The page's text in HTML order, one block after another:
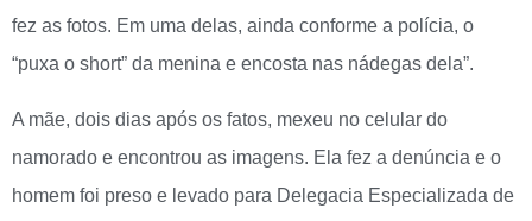
fez as fotos. Em uma delas, ainda conforme a polícia, o
“puxa o short” da menina e encosta nas nádegas dela”.
A mãe, dois dias após os fatos, mexeu no celular do
namorado e encontrou as imagens. Ela fez a denúncia e o
homem foi preso e levado para Delegacia Especializada de